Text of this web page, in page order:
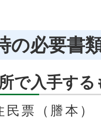
の必要書
で入手する
民票（謄本）